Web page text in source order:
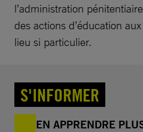
l’administration
des actions d’éducation
lieu si particulier.
S'INFORMER
EN APPRENDRE